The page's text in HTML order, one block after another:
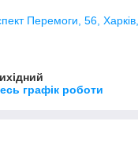
Перемоги, 56,
графік роботи